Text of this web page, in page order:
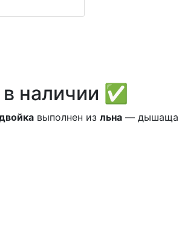
наличии ✅
выполнен из льна — дышащая